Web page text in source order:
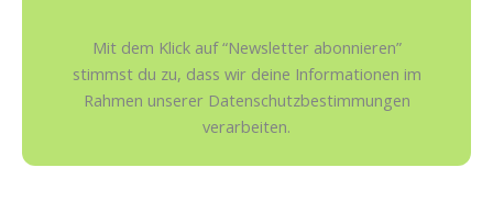
Mit dem Klick auf “Newsletter abonnieren”
stimmst du zu, dass wir deine Informationen im
Rahmen unserer Datenschutzbestimmungen
verarbeiten.